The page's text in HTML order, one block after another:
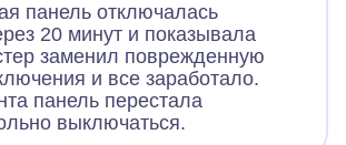
панель отключалась
20 минут и показывала
заменил поврежденную
и все заработало.
панель перестала
выключаться.